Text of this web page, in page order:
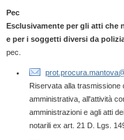
Pec
Esclusivamente per gli atti che
e per i soggetti diversi da
pec.
Riservata alla trasmissione
amministrativa, all'attività
amministrazioni e agli atti
notarili ex art. 21 D. Lgs.